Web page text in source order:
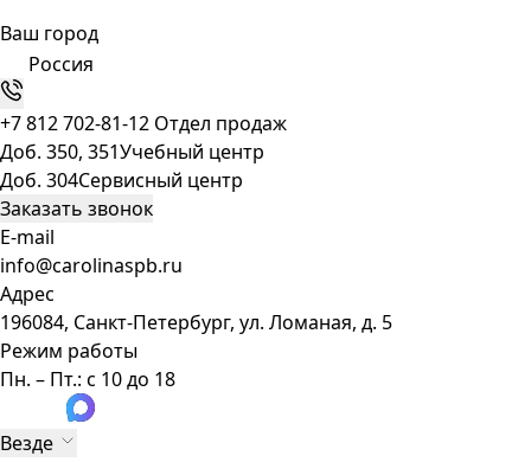
Ваш город
Россия
+7 812 702-81-12 Отдел продаж
Доб. 350, 351Учебный центр
Доб. 304Сервисный центр
Заказать звонок
E-mail
info@carolinaspb.ru
Адрес
196084, Санкт-Петербург, ул. Ломаная, д. 5
Режим работы
Пн. – Пт.: с 10 до 18
Везде